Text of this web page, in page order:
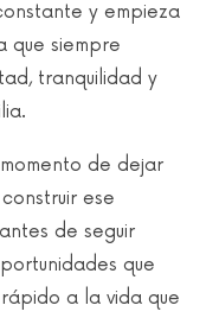
y empieza
que siempre
tranquilidad y
de dejar
ese
de seguir
que
a la vida que